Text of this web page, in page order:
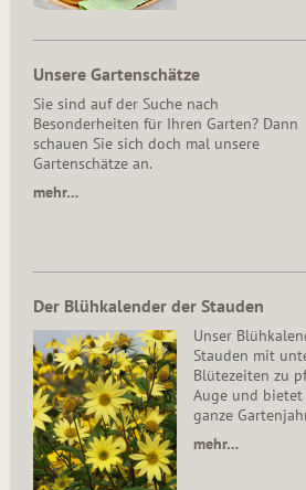
Unsere Gartenschätze
Sie sind auf der Suche nach
Besonderheiten für Ihren Garten? Dann
schauen Sie sich doch mal unsere
Gartenschätze an.
mehr…
Der Blühkalender der Stauden
Unser
Stauden mit
Blütezeiten zu
Auge und
ganze
mehr…